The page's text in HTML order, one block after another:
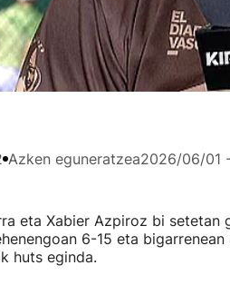
Azken eguneratzea2026/06/01
eta Xabier Azpiroz bi setetan
6-15 eta
huts eginda.